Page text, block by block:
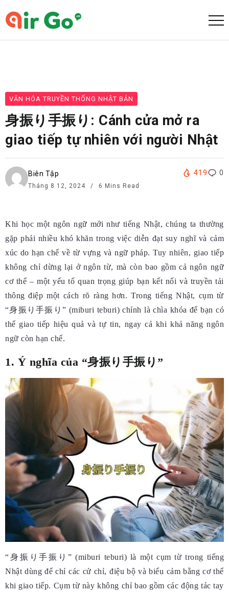
VĂN HÓA TRUYỀN THỐNG NHẬT BẢN
身振り手振り: Cánh cửa mở ra
giao tiếp tự nhiên với người Nhật
Biên Tập
Tháng 8 12, 2024 6 Mins Read
419 0
Khi học một ngôn ngữ mới như tiếng Nhật, chúng ta thường
gặp phải nhiều khó khăn trong việc diễn đạt suy nghĩ và cảm
xúc do hạn chế về từ vựng và ngữ pháp. Tuy nhiên, giao tiếp
không chỉ dừng lại ở ngôn từ, mà còn bao gồm cả ngôn ngữ
cơ thể – một yếu tố quan trọng giúp bạn kết nối và truyền tải
thông điệp một cách rõ ràng hơn. Trong tiếng Nhật, cụm từ
“身振り手振り” (miburi teburi) chính là chìa khóa để bạn có
thể giao tiếp hiệu quả và tự tin, ngay cả khi khả năng ngôn
ngữ còn hạn chế.
1. Ý nghĩa của “身振り手振り”
“身振り手振り” (miburi teburi) là một cụm từ trong tiếng
Nhật dùng để chỉ các cử chỉ, điệu bộ và biểu cảm bằng cơ thể
khi giao tiếp. Cụm từ này không chỉ bao gồm các động tác tay